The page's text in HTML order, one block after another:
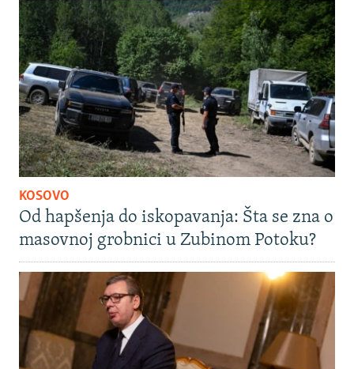
KOSOVO
Od hapšenja do iskopavanja: Šta se zna o
masovnoj grobnici u Zubinom Potoku?